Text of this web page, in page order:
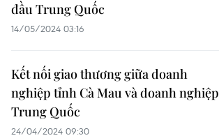
đầu Trung Quốc
14/05/2024 03:16
Kết nối giao thương giữa doanh
nghiệp tỉnh Cà Mau và doanh nghiệp
Trung Quốc
24/04/2024 09:30